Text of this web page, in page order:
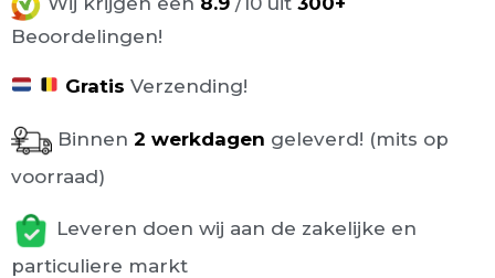
Beoordelingen!
Gratis Verzending!
Binnen 2 werkdagen geleverd! (mits op
voorraad)
Leveren doen wij aan de zakelijke en
particuliere markt